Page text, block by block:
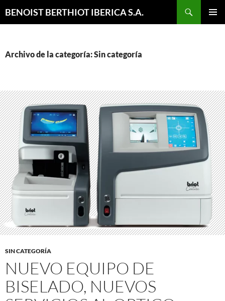
BENOIST BERTHIOT IBERICA S.A.
Archivo de la categoría: Sin categoría
SIN CATEGORÍA
NUEVO EQUIPO DE
BISELADO, NUEVOS